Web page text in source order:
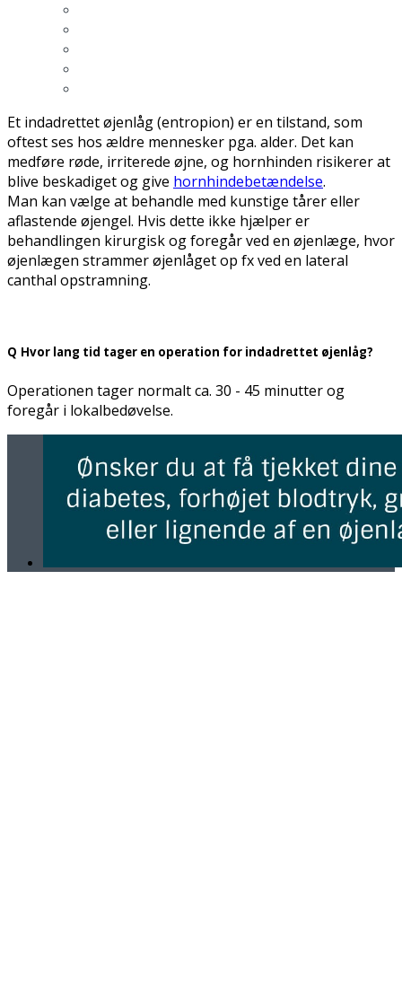
Et indadrettet øjenlåg (entropion) er en tilstand, som
oftest ses hos ældre mennesker pga. alder. Det kan
medføre røde, irriterede øjne, og hornhinden risikerer at
blive beskadiget og give hornhindebetændelse.
Man kan vælge at behandle med kunstige tårer eller
aflastende øjengel. Hvis dette ikke hjælper er
behandlingen kirurgisk og foregår ved en øjenlæge, hvor
øjenlægen strammer øjenlåget op fx ved en lateral
canthal opstramning.
Q Hvor lang tid tager en operation for indadrettet øjenlåg?
Operationen tager normalt ca. 30 - 45 minutter og
foregår i lokalbedøvelse.